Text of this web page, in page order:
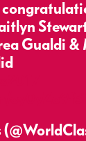
Gualdi &